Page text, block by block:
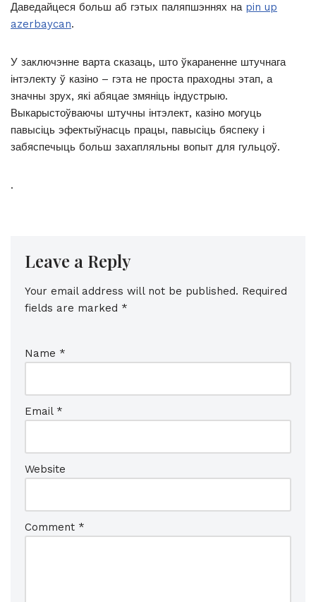
Даведайцеся больш аб гэтых паляпшэннях на pin up
azerbaycan.
У заключэнне варта сказаць, што ўкараненне штучнага
інтэлекту ў казіно – гэта не проста праходны этап, а
значны зрух, які абяцае змяніць індустрыю.
Выкарыстоўваючы штучны інтэлект, казіно могуць
павысіць эфектыўнасць працы, павысіць бяспеку і
забяспечыць больш захапляльны вопыт для гульцоў.
.
Leave a Reply
Your email address will not be published. Required
fields are marked *
Name *
Email *
Website
Comment *